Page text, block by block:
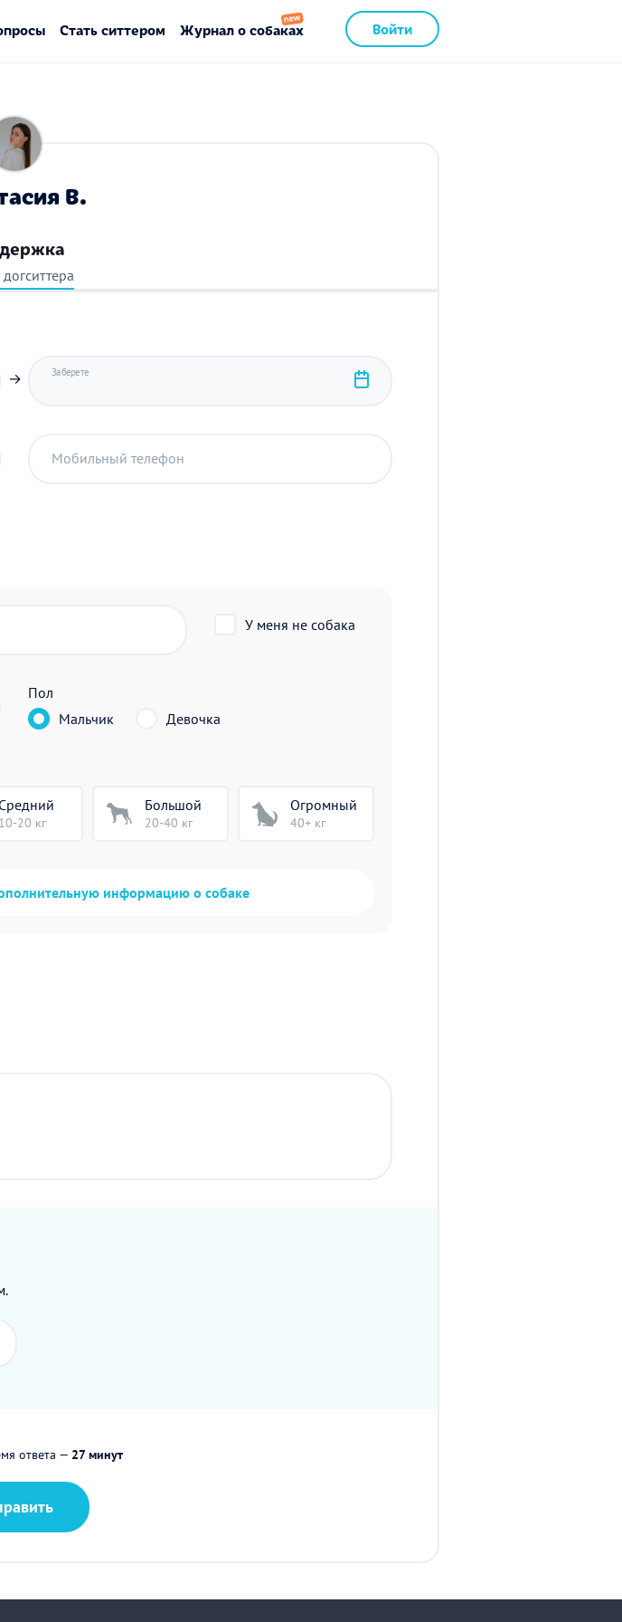
Войти
Стать ситтером Журнал о собаках
В.
Заберете
Мобильный телефон
У меня не собака
Пол
Мальчик
Девочка
Средний
10-20 кг
Большой
20-40 кг
Огромный
40+ кг
информацию о собаке
ответа — 27 минут